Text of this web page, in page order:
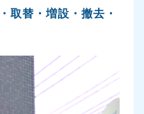
取替・増設・撤去・